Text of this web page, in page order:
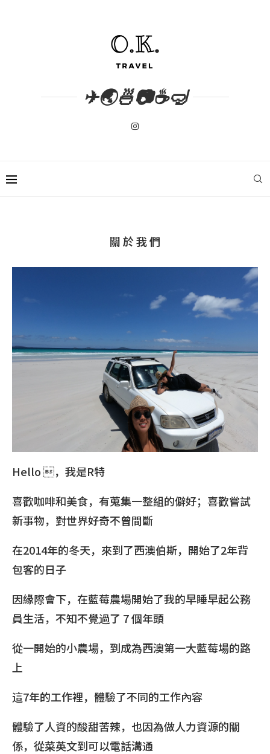
✈🌏🍜📷☕🤿
關 於 我 們
Hello ，我是R特
喜歡咖啡和美食，有蒐集一整組的僻好；喜歡嘗試
新事物，對世界好奇不曾間斷
在2014年的冬天，來到了西澳伯斯，開始了2年背
包客的日子
因緣際會下，在藍莓農場開始了我的早睡早起公務
員生活，不知不覺過了 7 個年頭
從一開始的小農場，到成為西澳第一大藍莓場的路
上
這7年的工作裡，體驗了不同的工作內容
體驗了人資的酸甜苦辣，也因為做人力資源的關
係，從菜英文到可以電話溝通